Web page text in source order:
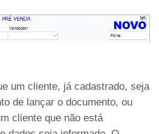
um cliente, já cadastrado, seja
de lançar o documento, ou
cliente que não está